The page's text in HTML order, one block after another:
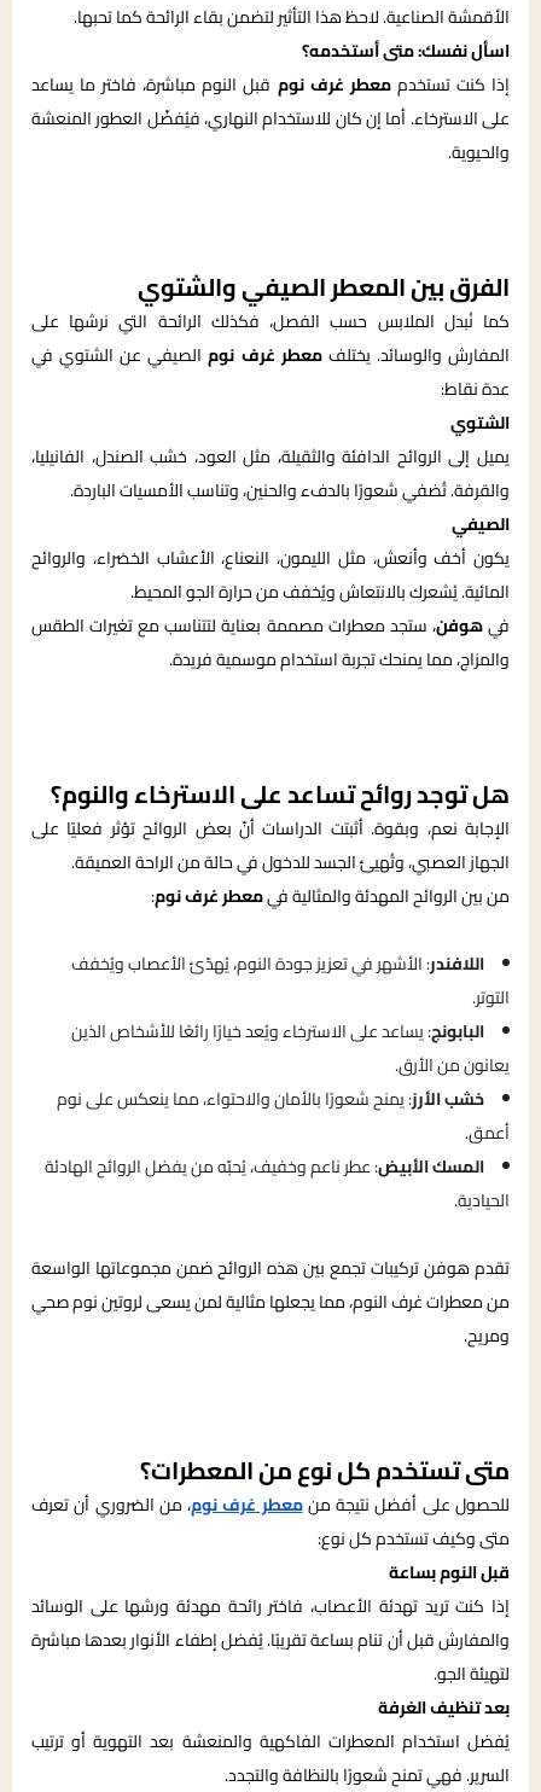
الأقمشة الصناعية. لاحظ هذا التأثير لتضمن بقاء الرائحة كما تحبها.
اسأل نفسك: متى أستخدمه؟
إذا كنت تستخدممعطر غرف نوم قبل النوم مباشرة، فاختر ما يساعد
على الاسترخاء. أما إن كان للاستخدام النهاري، فيُفضّل العطور المنعشة
والحيوية.
الفرق بين المعطر الصيفي والشتوي
كما نُبدل الملابس حسب الفصل، فكذلك الرائحة التي نرشها على
المفارش والوسائد. يختلفمعطر غرف نومالصيفي عن الشتوي في
عدة نقاط:
الشتوي
يميل إلى الروائح الدافئة والثقيلة، مثل العود، خشب الصندل، الفانيليا،
والقرفة. تُضفي شعورًا بالدفء والحنين، وتناسب الأمسيات الباردة.
الصيفي
يكون أخف وأنعش، مثل الليمون، النعناع، الأعشاب الخضراء، والروائح
المائية. يُشعرك بالانتعاش ويُخفف من حرارة الجو المحيط.
فيهوفن، ستجد معطرات مصممة بعناية لتتناسب مع تغيرات الطقس
والمزاج، مما يمنحك تجربة استخدام موسمية فريدة.
هل توجد روائح تساعد على الاسترخاء والنوم؟
الإجابة نعم، وبقوة. أثبتت الدراسات أنّ بعض الروائح تؤثر فعليًا على
الجهاز العصبي، وتُهيئ الجسد للدخول في حالة من الراحة العميقة.
من بين الروائح المهدئة والمثالية فيمعطر غرف نوم:
اللافندر: الأشهر في تعزيز جودة النوم، يُهدّئ الأعصاب ويُخفف
التوتر.
البابونج: يساعد على الاسترخاء ويُعد خيارًا رائعًا للأشخاص الذين
يعانون من الأرق.
خشب الأرز: يمنح شعورًا بالأمان والاحتواء، مما ينعكس على نوم
أعمق.
المسك الأبيض: عطر ناعم وخفيف، يُحبّه من يفضل الروائح الهادئة
الحيادية.
تقدم هوفن تركيبات تجمع بين هذه الروائح ضمن مجموعاتها الواسعة
من معطرات غرف النوم، مما يجعلها مثالية لمن يسعى لروتين نوم صحي
ومريح.
متى تستخدم كل نوع من المعطرات؟
للحصول على أفضل نتيجة منمعطر غرف نوم، من الضروري أن تعرف
متى وكيف تستخدم كل نوع:
قبل النوم بساعة
إذا كنت تريد تهدئة الأعصاب، فاختر رائحة مهدئة ورشها على الوسائد
والمفارش قبل أن تنام بساعة تقريبًا. يُفضل إطفاء الأنوار بعدها مباشرة
لتهيئة الجو.
بعد تنظيف الغرفة
يُفضل استخدام المعطرات الفاكهية والمنعشة بعد التهوية أو ترتيب
السرير. فهي تمنح شعورًا بالنظافة والتجدد.